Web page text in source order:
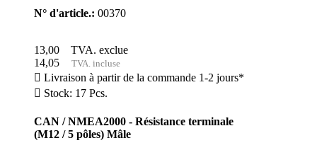
N° d'article.: 00370
13,00
TVA. exclue
14,05
TVA. incluse
 Livraison à partir de la commande 1-2 jours*
 Stock: 17 Pcs.
CAN / NMEA2000 - Résistance terminale
(M12 / 5 pôles) Mâle